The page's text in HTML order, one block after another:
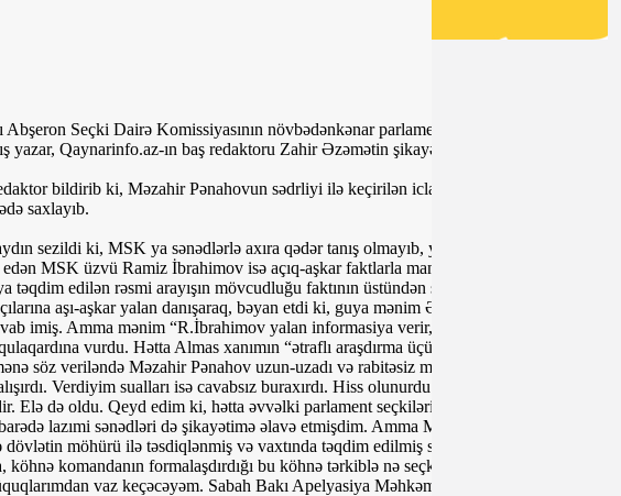
Seçki Dairə Komissiyasının növbədənkənar parlament seçkiləri üçün
Qaynarinfo.az-ın baş redaktoru Zahir Əzəmətin şikayətinə baxıb.
bildirib ki, Məzahir Pənahovun sədrliyi ilə keçirilən iclas da, təəssüf ki, MSK
saxlayıb.
sezildi ki, MSK ya sənədlərlə axıra qədər tanış olmayıb, ya da hansısa səbəblərdən
MSK üzvü Ramiz İbrahimov isə açıq-aşkar faktlarla manipulyasiya etdi. O,
edilən rəsmi arayışın mövcudluğu faktının üstündən sükutla keçdi. İsrarlı
aşı-aşkar yalan danışaraq, bəyan etdi ki, guya mənim Əmlak Komitəsindən
imiş. Amma mənim “R.İbrahimov yalan informasiya verir, həmin arayışı qovluqdan
vurdu. Hətta Almas xanımın “ətraflı araşdırma üçün əlavə vaxt verilsin”
söz veriləndə Məzahir Pənahov uzun-uzadı və rabitəsiz müdaxilələrlə
Verdiyim sualları isə cavabsız buraxırdı. Hiss olunurdu ki, mənimlə bağlı ciddi
Elə də oldu. Qeyd edim ki, hətta əvvəlki parlament seçkilərində anoloji situasiyalarda
lazımi sənədləri də şikayətimə əlavə etmişdim. Amma MSK bütün bunları
möhürü ilə təsdiqlənmiş və vaxtında təqdim edilmiş sənədləri tanımaq istədi.
komandanın formalaşdırdığı bu köhnə tərkiblə nə seçki, nə də islahat aparmaq
vaz keçəcəyəm. Sabah Bakı Apelyasiya Məhkəməsinə şikayət edəcəyəm”.